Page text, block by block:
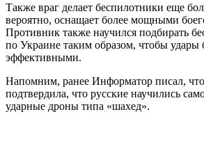
Также враг делает беспилотники еще
вероятно, оснащает более мощными
Противник также научился подбирать
по Украине таким образом, чтобы удары
эффективными.
Напомним, ранее Информатор писал, что
подтвердила, что русские научились
ударные дроны типа «шахед».